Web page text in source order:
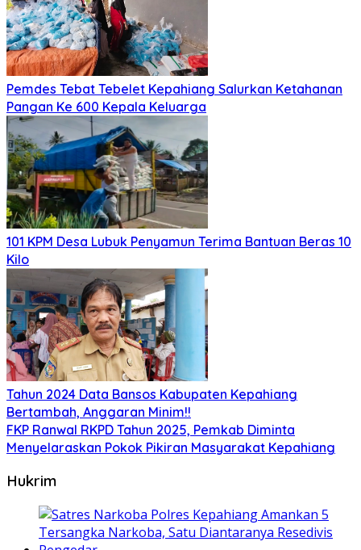
Pemdes Tebat Tebelet Kepahiang Salurkan Ketahanan
Pangan Ke 600 Kepala Keluarga
101 KPM Desa Lubuk Penyamun Terima Bantuan Beras 10
Kilo
Tahun 2024 Data Bansos Kabupaten Kepahiang
Bertambah, Anggaran Minim!!
FKP Ranwal RKPD Tahun 2025, Pemkab Diminta
Menyelaraskan Pokok Pikiran Masyarakat Kepahiang
Hukrim